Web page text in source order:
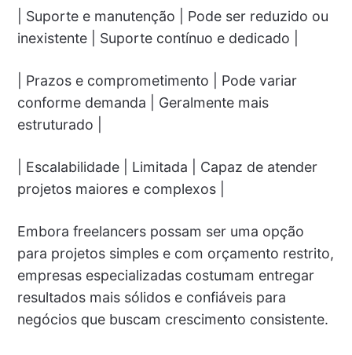
| Suporte e manutenção | Pode ser reduzido ou
inexistente | Suporte contínuo e dedicado |
| Prazos e comprometimento | Pode variar
conforme demanda | Geralmente mais
estruturado |
| Escalabilidade | Limitada | Capaz de atender
projetos maiores e complexos |
Embora freelancers possam ser uma opção
para projetos simples e com orçamento restrito,
empresas especializadas costumam entregar
resultados mais sólidos e confiáveis para
negócios que buscam crescimento consistente.